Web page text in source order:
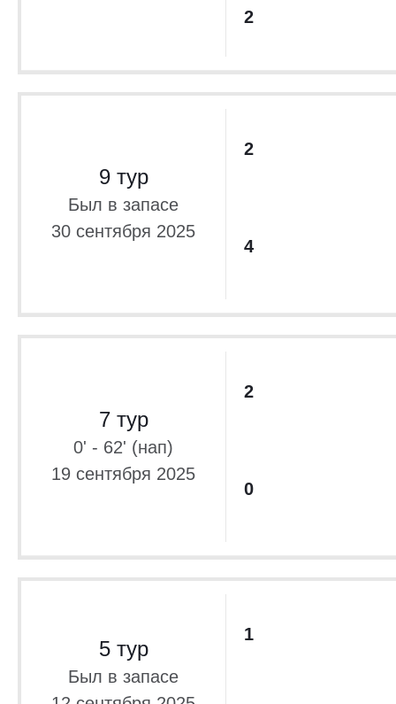
2
9 тур
Был в запасе
30 сентября 2025
2
4
7 тур
0' - 62' (нап)
19 сентября 2025
2
0
5 тур
Был в запасе
1